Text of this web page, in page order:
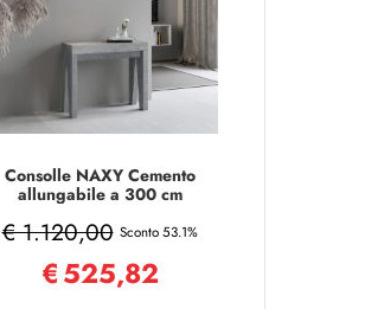
Consolle NAXY Cemento
allungabile a 300 cm
€ 1.120,00 Sconto 53.1%
€525,82